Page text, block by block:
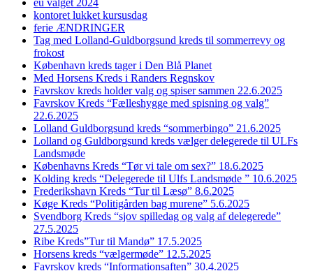
eu valget 2024
kontoret lukket kursusdag
ferie ÆNDRINGER
Tag med Lolland-Guldborgsund kreds til sommerrevy og
frokost
København kreds tager i Den Blå Planet
Med Horsens Kreds i Randers Regnskov
Favrskov kreds holder valg og spiser sammen 22.6.2025
Favrskov Kreds “Fælleshygge med spisning og valg”
22.6.2025
Lolland Guldborgsund kreds “sommerbingo” 21.6.2025
Lolland og Guldborgsund kreds vælger delegerede til ULFs
Landsmøde
Københavns Kreds “Tør vi tale om sex?” 18.6.2025
Kolding kreds “Delegerede til Ulfs Landsmøde ” 10.6.2025
Frederikshavn Kreds “Tur til Læsø” 8.6.2025
Køge Kreds “Politigården bag murene” 5.6.2025
Svendborg Kreds “sjov spilledag og valg af delegerede”
27.5.2025
Ribe Kreds”Tur til Mandø” 17.5.2025
Horsens kreds “vælgermøde” 12.5.2025
Favrskov kreds “Informationsaften” 30.4.2025